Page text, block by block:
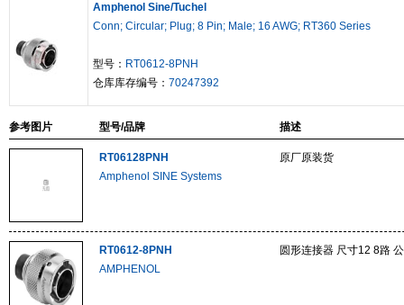
Amphenol Sine/Tuchel
Conn; Circular; Plug; 8 Pin; Male; 16 AWG; RT360 Series
型号： RT0612-8PNH
仓库库存编号： 70247392
参考图片 型号/品牌 描述
RT06128PNH
Amphenol SINE Systems
原厂原装货
RT0612-8PNH
AMPHENOL
圆形连接器 尺寸12 8路